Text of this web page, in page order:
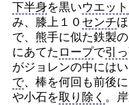
下半身を黒いウエット
み、膝上１０ センチ
で、熊手に似た鉄製
にあてた ロープで引
がジョレンの中には
で、棒を何回も前後
や小石を取り除く 。